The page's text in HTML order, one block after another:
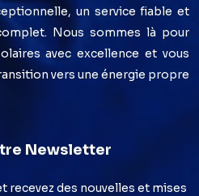
un service fiable et
Nous sommes là pour
avec excellence et vous
vers une énergie propre
Newsletter
recevez des nouvelles et mises